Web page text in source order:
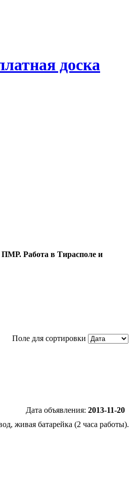
доска
ПМР. Работа в Тирасполе и
Поле для сортировки
Дата объявления: 2013-11-20
живая батарейка (2 часа работы).